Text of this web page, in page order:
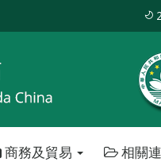
商務及貿易 相關